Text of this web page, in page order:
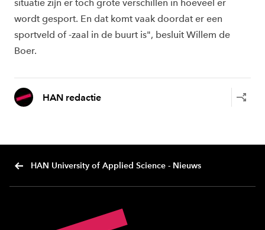
situatie zijn er toch grote verschillen in hoeveel er
wordt gesport. En dat komt vaak doordat er een
sportveld of -zaal in de buurt is", besluit Willem de
Boer.
HAN redactie
HAN University of Applied Science - Nieuws